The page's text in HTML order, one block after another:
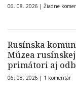
06. 08. 2026 | Žiadne
Rusínska
Múzea
primátori aj
06. 08. 2026 | 1 komentár